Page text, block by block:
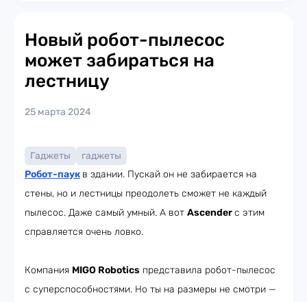
Новый робот-пылесос
может забираться на
лестницу
25 марта 2024
Гаджеты
гаджеты
Робот-паук в здании. Пускай он не забирается на
стены, но и лестницы преодолеть сможет не каждый
пылесос. Даже самый умный. А вот Ascenderс этим
справляется очень ловко.
Компания MIGO Robotics представила робот-пылесос
с суперспособностями. Но ты на размеры не смотри —